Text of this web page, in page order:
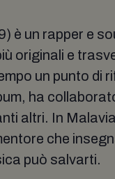
è un rapper e
originali e
un punto di
ha
altri. In
che
può salvarti.